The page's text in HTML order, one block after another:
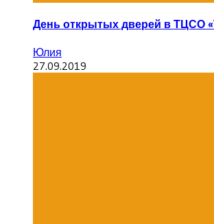
День открытых дверей в ТЦСО
Юлия
27.09.2019